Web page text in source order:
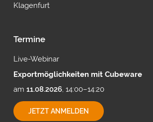
Klagenfurt
Termine
Live-Webinar
Exportmöglichkeiten mit Cubeware
am 11.08.2026, 14:00–14:20
JETZT ANMELDEN
MIT